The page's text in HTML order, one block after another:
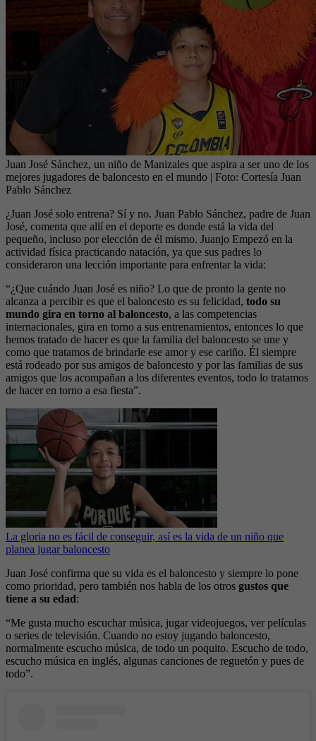
Juan José Sánchez, un niño de Manizales que aspira a ser uno de los
mejores jugadores de baloncesto en el mundo | Foto: Cortesía Juan
Pablo Sánchez
¿Juan José solo entrena? Sí y no. Juan Pablo Sánchez, padre de Juan
José, comenta que allí en el deporte es donde está la vida del
pequeño, incluso por elección de él mismo. Juanjo Empezó en la
actividad física practicando natación, ya que sus padres lo
consideraron una lección importante para enfrentar la vida:
“¿Que cuándo Juan José es niño? Lo que de pronto la gente no
alcanza a percibir es que el baloncesto es su felicidad, todo su
mundo gira en torno al baloncesto, a las competencias
internacionales, gira en torno a sus entrenamientos, entonces lo que
hemos tratado de hacer es que la familia del baloncesto se une y
como que tratamos de brindarle ese amor y ese cariño. Él siempre
está rodeado por sus amigos de baloncesto y por las familias de sus
amigos que los acompañan a los diferentes eventos, todo lo tratamos
de hacer en torno a esa fiesta”.
La gloria no es fácil de conseguir, así es la vida de un niño que
planea jugar baloncesto
Juan José confirma que su vida es el baloncesto y siempre lo pone
como prioridad, pero también nos habla de los otros gustos que
tiene a su edad:
“Me gusta mucho escuchar música, jugar videojuegos, ver películas
o series de televisión. Cuando no estoy jugando baloncesto,
normalmente escucho música, de todo un poquito. Escucho de todo,
escucho música en inglés, algunas canciones de reguetón y pues de
todo”.